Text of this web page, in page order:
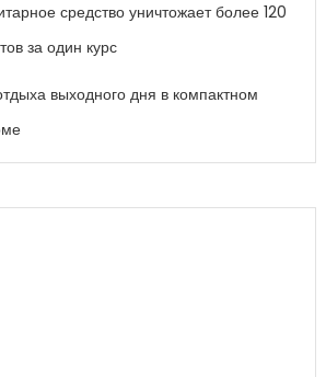
средство уничтожает более 120
за один курс
выходного дня в компактном